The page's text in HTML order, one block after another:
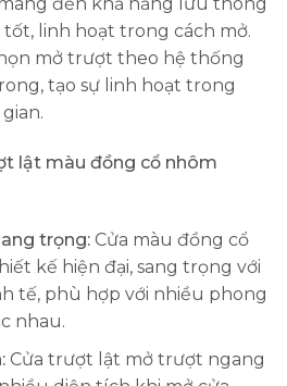
đến khả năng lưu thông
linh hoạt trong cách mở.
mở trượt theo hệ thống
tạo sự linh hoạt trong
lật màu đồng cổ nhôm
trọng:Cửa màu đồng cổ
kế hiện đại, sang trọng với
tế, phù hợp với nhiều phong
nhau.
Cửa trượt lật mở trượt ngang